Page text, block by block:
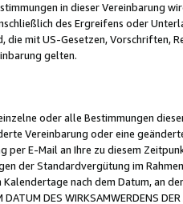
in dieser Vereinbarung
des Ergreifens oder
mit US-Gesetzen, Vorschriften,
gelten.
oder alle Bestimmungen
Vereinbarung oder eine
per E-Mail an Ihre zu diesem
der Standardvergütung im
nach dem Datum, an
DATUM DES WIRKSAMWERDENS